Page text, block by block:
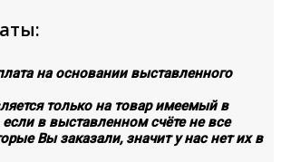
на основании выставленного
только на товар имеемый в
в выставленном счёте не все
Вы заказали, значит у нас нет их в